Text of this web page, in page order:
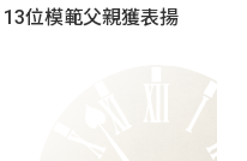
位模範父親獲表揚